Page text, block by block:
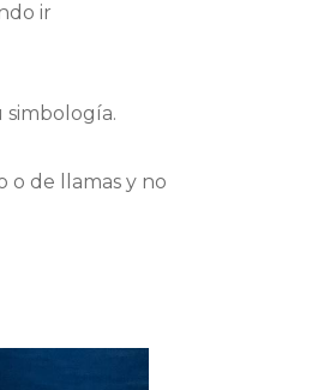
ir
simbología.
o de llamas y no